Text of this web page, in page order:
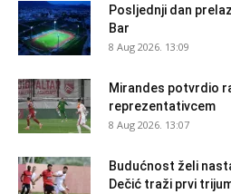
Posljednji dan
Bar
8 Aug 2026. 13:09
Mirandes potvrdio
reprezentativcem
8 Aug 2026. 13:07
Budućnost želi
Dečić traži prvi